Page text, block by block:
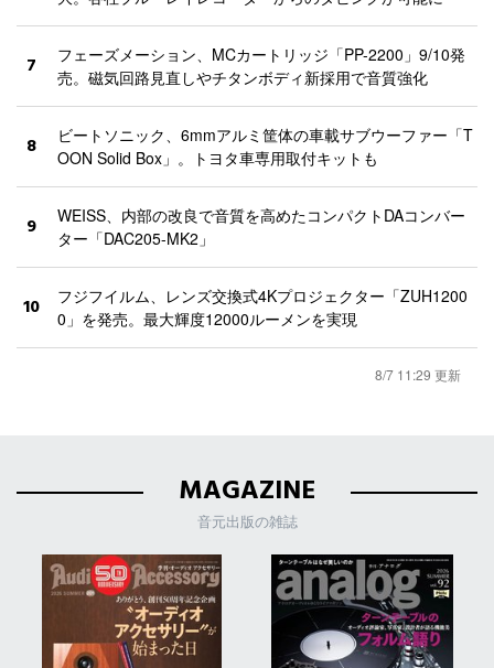
7
フェーズメーション、MCカートリッジ「PP-2200」9/10発
売。磁気回路見直しやチタンボディ新採用で音質強化
8
ビートソニック、6mmアルミ筐体の車載サブウーファー「T
OON Solid Box」。トヨタ車専用取付キットも
9
WEISS、内部の改良で音質を高めたコンパクトDAコンバー
ター「DAC205-MK2」
10
フジフイルム、レンズ交換式4Kプロジェクター「ZUH1200
0」を発売。最大輝度12000ルーメンを実現
8/7 11:29 更新
MAGAZINE
音元出版の雑誌